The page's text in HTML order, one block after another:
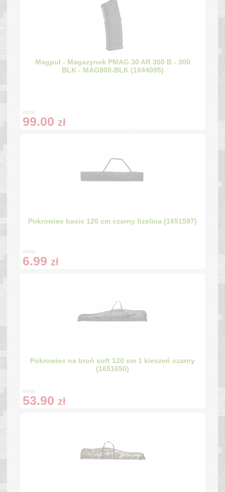
Magpul - Magazynek PMAG 30 AR 300 B - 300
BLK - MAG800-BLK (1644095)
cena:
99.00 zł
Pokrowiec basic 120 cm czarny fizelina (1651597)
cena:
6.99 zł
Pokrowiec na broń soft 120 cm 1 kieszeń czarny
(1651650)
cena:
53.90 zł